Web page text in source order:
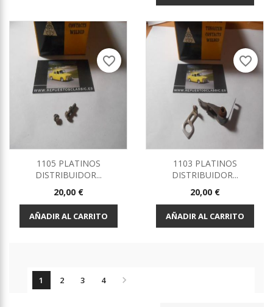
1105 PLATINOS
DISTRIBUIDOR...
Precio
20,00 €
AÑADIR AL CARRITO
favorite_border
1103 PLATINOS
DISTRIBUIDOR...
Precio
20,00 €
AÑADIR AL CARRITO
favorite_border
1 2 3 4 